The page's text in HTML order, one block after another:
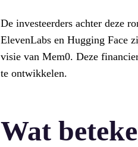
De investeerders achter deze
ElevenLabs en Hugging Face
visie van Mem0. Deze
te ontwikkelen.
Wat